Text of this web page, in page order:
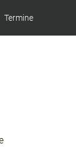
Termine